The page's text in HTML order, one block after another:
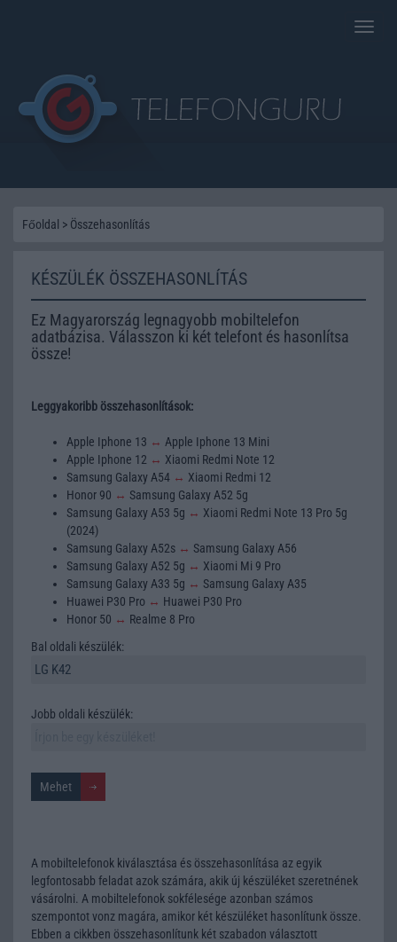
Toggle
Főoldal > Összehasonlítás
KÉSZÜLÉK ÖSSZEHASONLÍTÁS
Ez Magyarország legnagyobb mobiltelefon
adatbázisa. Válasszon ki két telefont és hasonlítsa
össze!
Leggyakoribb összehasonlítások:
Apple Iphone 13 ↔ Apple Iphone 13 Mini
Apple Iphone 12 ↔ Xiaomi Redmi Note 12
Samsung Galaxy A54 ↔ Xiaomi Redmi 12
Honor 90 ↔ Samsung Galaxy A52 5g
Samsung Galaxy A53 5g ↔ Xiaomi Redmi Note 13 Pro 5g
(2024)
Samsung Galaxy A52s ↔ Samsung Galaxy A56
Samsung Galaxy A52 5g ↔ Xiaomi Mi 9 Pro
Samsung Galaxy A33 5g ↔ Samsung Galaxy A35
Huawei P30 Pro ↔ Huawei P30 Pro
Honor 50 ↔ Realme 8 Pro
Bal oldali készülék:
Jobb oldali készülék:
A mobiltelefonok kiválasztása és összehasonlítása az egyik
legfontosabb feladat azok számára, akik új készüléket szeretnének
vásárolni. A mobiltelefonok sokfélesége azonban számos
szempontot vonz magára, amikor két készüléket hasonlítunk össze.
Ebben a cikkben összehasonlítunk két szabadon választott